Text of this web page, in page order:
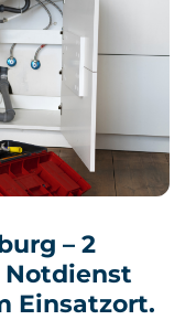
– 2
Notdienst
Einsatzort.